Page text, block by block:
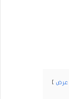
عرض